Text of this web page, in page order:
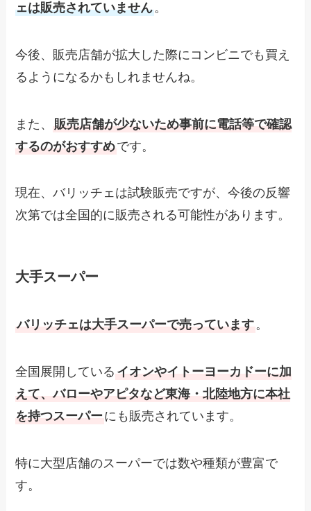
ェは販売されていません。
今後、販売店舗が拡大した際にコンビニでも買え
るようになるかもしれませんね。
また、
販売店舗が少ないため事前に電話等で確認
するのがおすすめです。
現在、バリッチェは試験販売ですが、今後の反響
次第では全国的に販売される可能性があります。
大手スーパー
バリッチェは大手スーパーで売っています 。
全国展開している イオンやイトーヨーカドーに加
えて、バローやアピタなど東海・北陸地方に本社
を持つスーパー にも販売されています。
特に大型店舗のスーパーでは数や種類が豊富で
す。